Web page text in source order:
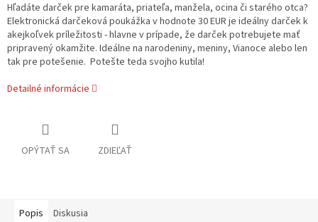
Hľadáte darček pre kamaráta, priateľa, manžela, ocina či starého otca?
Elektronická darčeková poukážka v hodnote 30 EUR je ideálny darček k
akejkoľvek príležitosti - hlavne v prípade, že darček potrebujete mať
pripravený okamžite. Ideálne na narodeniny, meniny, Vianoce alebo len
tak pre potešenie. Potešte teda svojho kutila!
Detailné informácie
OPÝTAŤ SA ZDIEĽAŤ
Popis Diskusia